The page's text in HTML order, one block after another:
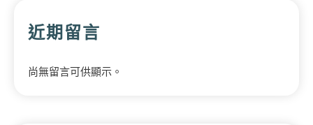
近期留言
尚無留言可供顯示。